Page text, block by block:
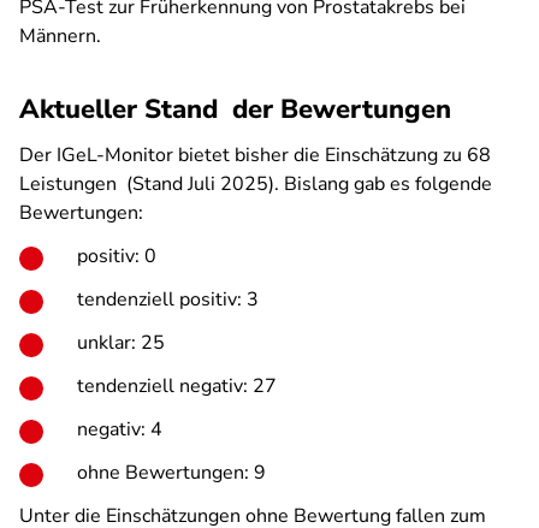
PSA-Test zur Früherkennung von Prostatakrebs bei
Männern.
Aktueller Stand der Bewertungen
Der IGeL-Monitor bietet bisher die Einschätzung zu 68
Leistungen (Stand Juli 2025). Bislang gab es folgende
Bewertungen:
positiv: 0
tendenziell positiv: 3
unklar: 25
tendenziell negativ: 27
negativ: 4
ohne Bewertungen: 9
Unter die Einschätzungen ohne Bewertung fallen zum